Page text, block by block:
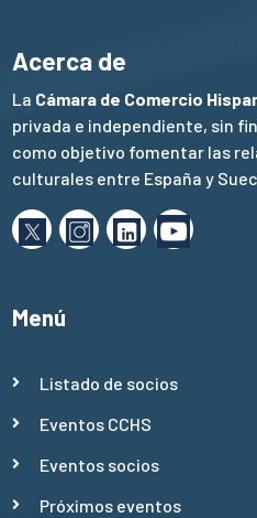
Acerca de
La Cámara de Comercio
privada e independiente, sin
como objetivo fomentar las
culturales entre España y
Menú
Listado de socios
Eventos CCHS
Eventos socios
Próximos eventos